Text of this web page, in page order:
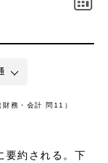
務・会計 問11）
要約される。下